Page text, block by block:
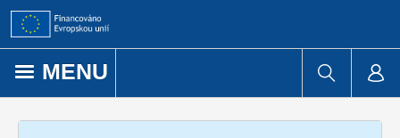
Přejít k obsahu
MENU